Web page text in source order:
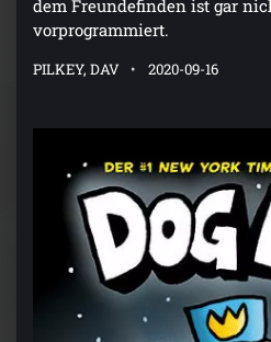
dem Freundefinden ist gar
vorprogrammiert.
PILKEY, DAV 2020-09-16